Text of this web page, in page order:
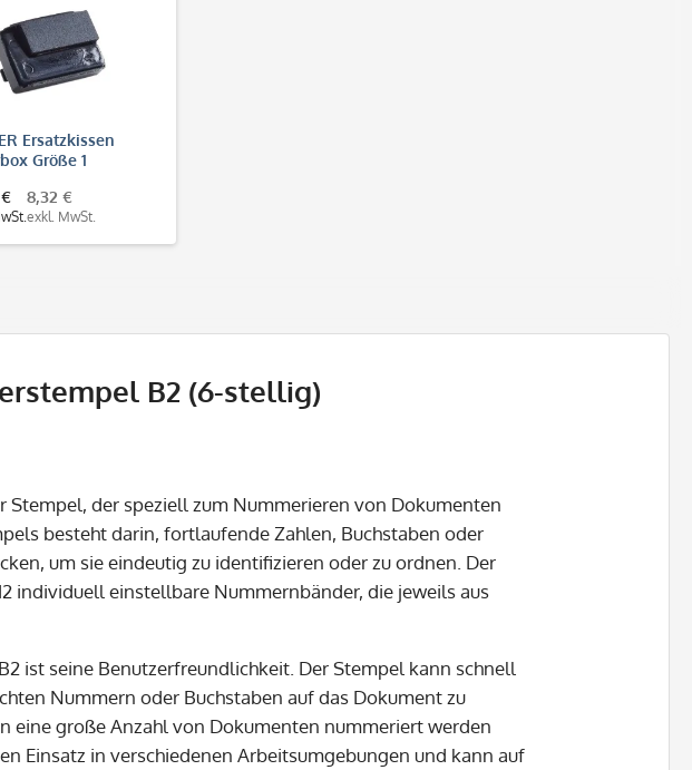
Ersatzkissen
Größe 1
8,32 €
exkl. MwSt.
B2 (6-stellig)
Stempel, der speziell zum Nummerieren von Dokumenten
besteht darin, fortlaufende Zahlen, Buchstaben oder
um sie eindeutig zu identifizieren oder zu ordnen. Der
individuell einstellbare Nummernbänder, die jeweils aus
ist seine Benutzerfreundlichkeit. Der Stempel kann schnell
Nummern oder Buchstaben auf das Dokument zu
eine große Anzahl von Dokumenten nummeriert werden
Einsatz in verschiedenen Arbeitsumgebungen und kann auf